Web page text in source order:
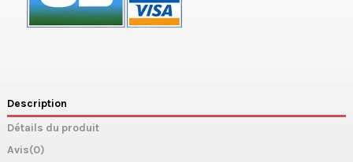
Description
Détails du produit
Avis(0)